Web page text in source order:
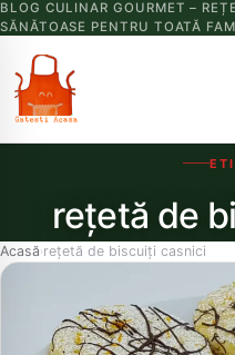
BLOG CULINAR GOURMET –
SĂNĂTOASE PENTRU TOATĂ
rețetă de
Acasă›rețetă de biscuiți casnici